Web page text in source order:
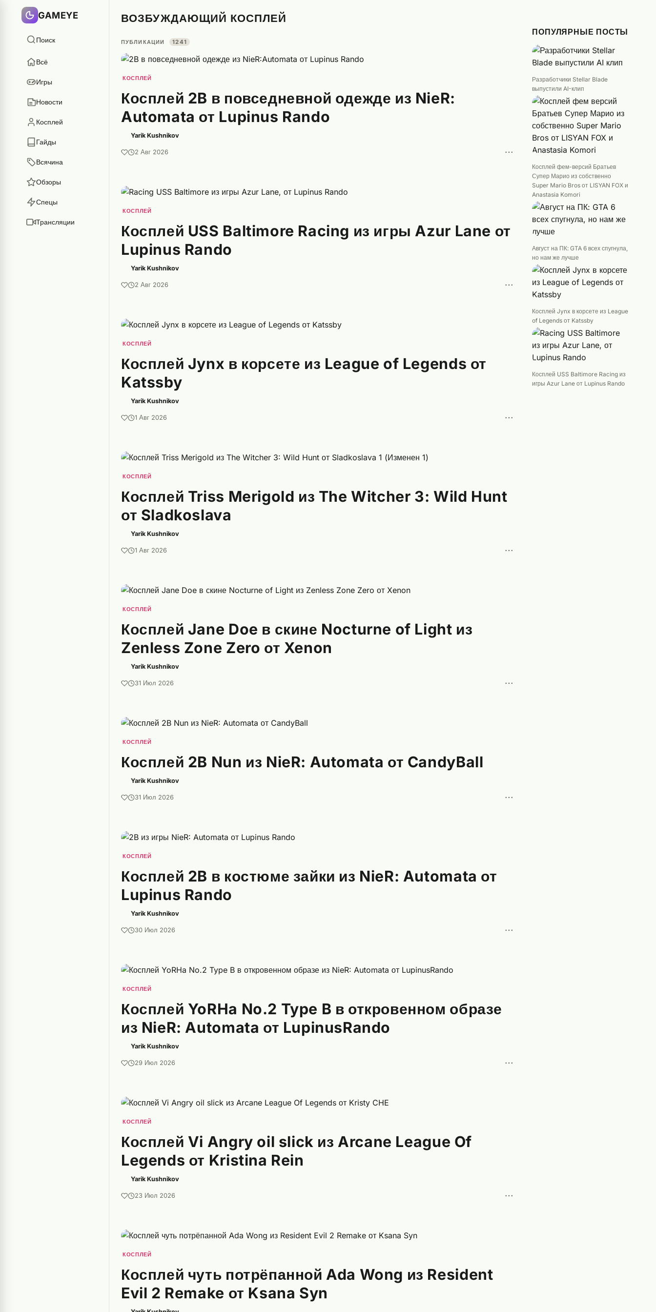
GAMEYE
Поиск
Всё
Игры
Новости
Косплей
Гайды
Всячина
Обзоры
Спецы
Трансляции
ВОЗБУЖДАЮЩИЙ КОСПЛЕЙ
ПУБЛИКАЦИИ 1241
КОСПЛЕЙ
Косплей 2B в повседневной одежде из NieR:
Automata от Lupinus Rando
Yarik Kushnikov
2 Авг 2026 ···
КОСПЛЕЙ
Косплей USS Baltimore Racing из игры Azur Lane от
Lupinus Rando
Yarik Kushnikov
2 Авг 2026 ···
КОСПЛЕЙ
Косплей Jynx в корсете из League of Legends от
Katssby
Yarik Kushnikov
1 Авг 2026 ···
КОСПЛЕЙ
Косплей Triss Merigold из The Witcher 3: Wild Hunt
от Sladkoslava
Yarik Kushnikov
1 Авг 2026 ···
КОСПЛЕЙ
Косплей Jane Doe в скине Nocturne of Light из
Zenless Zone Zero от Xenon
Yarik Kushnikov
31 Июл 2026 ···
КОСПЛЕЙ
Косплей 2B Nun из NieR: Automata от CandyBall
Yarik Kushnikov
31 Июл 2026 ···
КОСПЛЕЙ
Косплей 2B в костюме зайки из NieR: Automata от
Lupinus Rando
Yarik Kushnikov
30 Июл 2026 ···
КОСПЛЕЙ
Косплей YoRHa No.2 Type B в откровенном образе
из NieR: Automata от LupinusRando
Yarik Kushnikov
29 Июл 2026 ···
КОСПЛЕЙ
Косплей Vi Angry oil slick из Arcane League Of
Legends от Kristina Rein
Yarik Kushnikov
23 Июл 2026 ···
КОСПЛЕЙ
Косплей чуть потрёпанной Ada Wong из Resident
Evil 2 Remake от Ksana Syn
ПОПУЛЯРНЫЕ ПОСТЫ
Разработчики Stellar Blade
выпустили AI-клип
Косплей фем-версий Братьев
Супер Марио из собственно
Super Mario Bros от LISYAN FOX и
Anastasia Komori
Август на ПК: GTA 6 всех спугнула,
но нам же лучше
Косплей Jynx в корсете из League
of Legends от Katssby
Косплей USS Baltimore Racing из
игры Azur Lane от Lupinus Rando